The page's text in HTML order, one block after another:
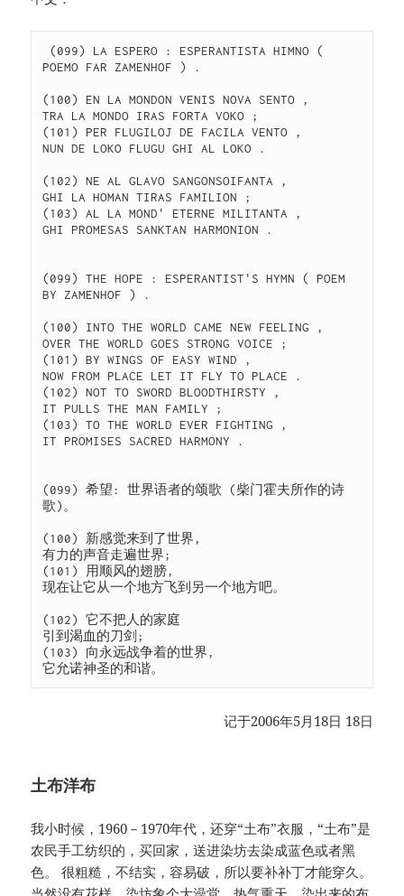
(099) LA ESPERO : ESPERANTISTA HIMNO (
POEMO FAR ZAMENHOF ) .
(100) EN LA MONDON VENIS NOVA SENTO ,
TRA LA MONDO IRAS FORTA VOKO ;
(101) PER FLUGILOJ DE FACILA VENTO ,
NUN DE LOKO FLUGU GHI AL LOKO .
(102) NE AL GLAVO SANGONSOIFANTA ,
GHI LA HOMAN TIRAS FAMILION ;
(103) AL LA MOND' ETERNE MILITANTA ,
GHI PROMESAS SANKTAN HARMONION .
(099) THE HOPE : ESPERANTIST'S HYMN ( POEM
BY ZAMENHOF ) .
(100) INTO THE WORLD CAME NEW FEELING ,
OVER THE WORLD GOES STRONG VOICE ;
(101) BY WINGS OF EASY WIND ,
NOW FROM PLACE LET IT FLY TO PLACE .
(102) NOT TO SWORD BLOODTHIRSTY ,
IT PULLS THE MAN FAMILY ;
(103) TO THE WORLD EVER FIGHTING ,
IT PROMISES SACRED HARMONY .
(099) 希望: 世界语者的颂歌 (柴门霍夫所作的诗
歌)。
(100) 新感觉来到了世界,
有力的声音走遍世界;
(101) 用顺风的翅膀,
现在让它从一个地方飞到另一个地方吧。
(102) 它不把人的家庭
引到渴血的刀剑;
(103) 向永远战争着的世界,
它允诺神圣的和谐。
记于2006年5月18日 18日
土布洋布
我小时候，1960－1970年代，还穿“土布”衣服，“土布”是
农民手工纺织的，买回家，送进染坊去染成蓝色或者黑
色。 很粗糙，不结实，容易破，所以要补补丁才能穿久。